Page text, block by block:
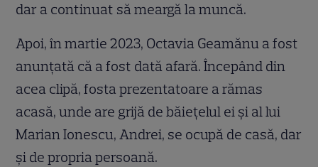
dar a continuat să meargă la muncă.
Apoi, în martie 2023, Octavia Geamănu a fost
anunțată că a fost dată afară. Începând din
acea clipă, fosta prezentatoare a rămas
acasă, unde are grijă de băiețelul ei și al lui
Marian Ionescu, Andrei, se ocupă de casă, dar
și de propria persoană.